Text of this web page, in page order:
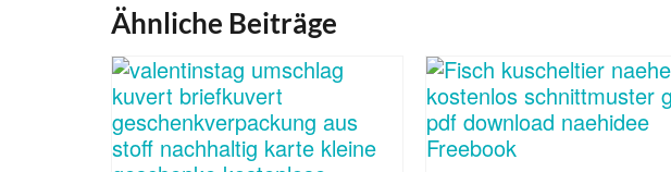
Ähnliche Beiträge